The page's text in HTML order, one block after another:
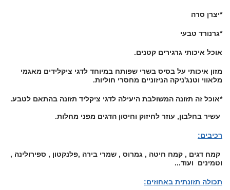
*יצרן סרה
*גרנורד טבעי
אוכל איכותי גרגירים קטנים.
מזון איכותי על בסיס בשרי שפותח במיוחד לדגי ציקלידים מאגמי
מלאווי וטנג'ניקה הניזוניים מחסרי חוליות.
*אוכל זה תזונה המשולבת היעילה לדגי ציקליד תזונה בהתאם לטבע.
עשיר בחלבון, עוזר לחיזוק וחיסון הדגים מפני מחלות.
רכיבים:
קמח דגים , קמח חיטה , גמרוס , שמרי בירה ,פלנקטון , ספירולינה ,
וטמינים ועוד...
תכולה תזונתית באחוזים: